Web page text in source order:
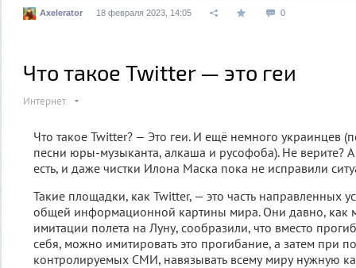
Axelerator 18 февраля 2023, 14:05 0
Что такое Twitter — это геи
Интернет
Что такое Twitter? — Это геи. И ещё немного украинцев
песни юры-музыканта, алкаша и русофоба). Не верите?
есть, и даже чистки Илона Маска пока не исправили
Такие площадки, как Twitter, — это часть направленных
общей информационной картины мира. Они давно, как
имитации полета на Луну, сообразили, что вместо
себя, можно имитировать это прогибание, а затем при
контролируемых СМИ, навязывать всему миру нужную